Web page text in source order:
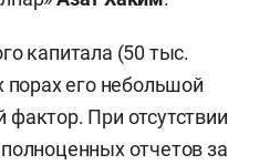
капитала (50 тыс.
порах его небольшой
При отсутствии
отчетов за